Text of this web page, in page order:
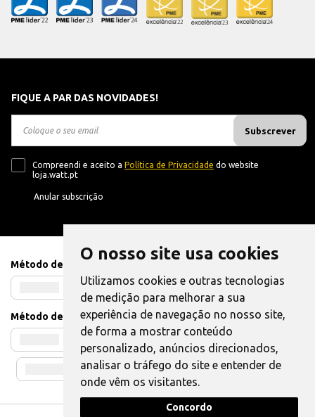
O nosso site usa cookies
Utilizamos cookies e outras tecnologias
de medição para melhorar a sua
experiência de navegação no nosso site,
de forma a mostrar conteúdo
personalizado, anúncios direcionados,
analisar o tráfego do site e entender de
onde vêm os visitantes.
Concordo
FIQUE A PAR DAS NOVIDADES!
Subscrever
Compreendi e aceito a Política de Privacidade do website
loja.watt.pt
Anular subscrição
Método de Pagamento
Método de Envio